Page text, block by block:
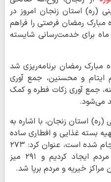
(ره) استان زنجان امروز در
رمضان فرصتی را فراهم
برای خدمت‌رسانی شایسته
در ماه مبارک رمضان برنامه‌ریزی شد
ایتام و محسنین، جمع آوری
جمع آوری زکات فطره و کمک
می‌شود.
(ره) استان زنجان، با اشاره به
بسته غذایی و افطاری ساده
در قالب طرح اطعام مهدوی انجام شده است، عنوان کرد: ۲۷۳
آشپزخانه مهدوی با محوریت مردم ایجاد کردیم و ۲۹۱ میز
مراکز خیریه و مردم برپا شد.